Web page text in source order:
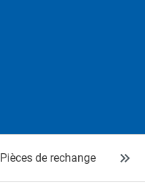
Pièces de rechange